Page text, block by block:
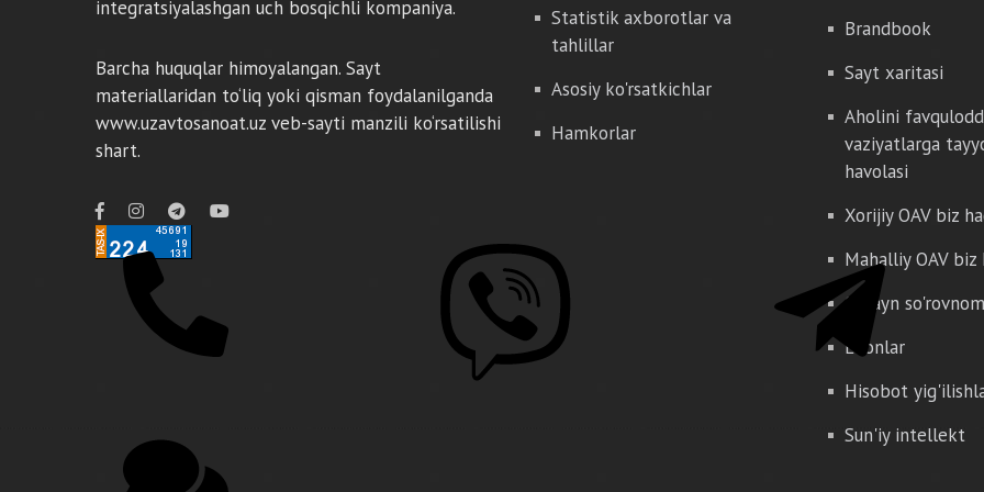
integratsiyalashgan uch bosqichli kompaniya.
Barcha huquqlar himoyalangan. Sayt
materiallaridan to‘liq yoki qisman foydalanilganda
www.uzavtosanoat.uz veb-sayti manzili ko‘rsatilishi
shart.
Statistik axborotlar va
tahlillar
Asosiy ko'rsatkichlar
Hamkorlar
Brandbook
Sayt xaritasi
Aholini
vaziyatlarga
havolasi
Xorijiy OAV biz
Mahalliy OAV biz
Onlayn
E'lonlar
Hisobot
Sun'iy intellekt